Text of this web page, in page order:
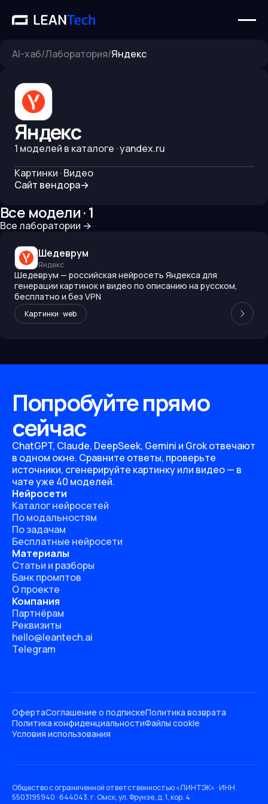
AI-хаб/Лаборатория/Яндекс
Яндекс
1 моделей в каталоге · yandex.ru
Картинки · Видео
Сайт вендора→
Все модели ·1
Все лаборатории →
Шедеврум
Яндекс
Шедеврум — российская нейросеть Яндекса для
генерации картинок и видео по описанию на русском,
бесплатно и без VPN
Картинки · web
Попробуйте прямо
сейчас
ChatGPT, Claude, DeepSeek, Gemini и Grok отвечают
в одном окне. Сравните ответы, проверьте
источники, сгенерируйте картинку или видео — в
чате уже 40 моделей.
Нейросети
Каталог нейросетей
По модальностям
По задачам
Бесплатные нейросети
Материалы
Статьи и разборы
Банк промптов
О проекте
Компания
Партнёрам
Реквизиты
hello@leantech.ai
Telegram
ОфертаСоглашение о подпискеПолитика возврата
Политика конфиденциальностиФайлы cookie
Условия использования
Общество с ограниченной ответственностью «ЛИНТЭК» · ИНН
5503195940 · 644043, г. Омск, ул. Фрунзе, д. 1, кор. 4 ·